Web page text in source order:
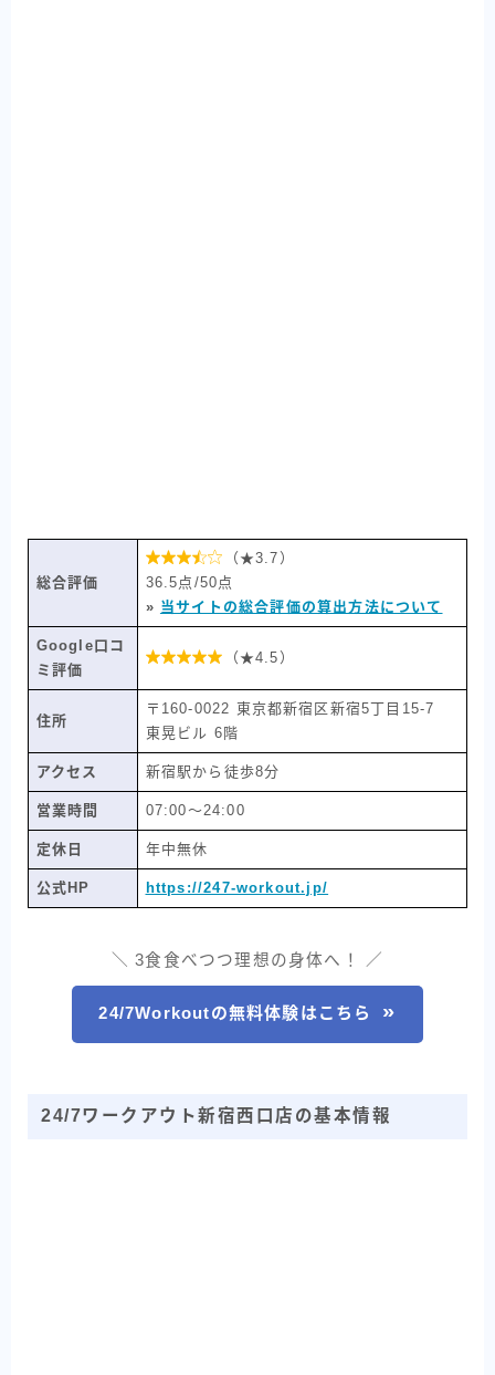
総合評価

（★3.7）
36.5点/50点
» 当サイトの総合評価の算出方法について
Google口コ
ミ評価
 （★4.5）
住所
〒160-0022 東京都新宿区新宿5丁目15-7
東晃ビル 6階
アクセス 新宿駅から徒歩8分
営業時間 07:00〜24:00
定休日 年中無休
公式HP https://247-workout.jp/
＼ 3食食べつつ理想の身体へ！ ／
24/7Workoutの無料体験はこちら
24/7ワークアウト新宿西口店の基本情報